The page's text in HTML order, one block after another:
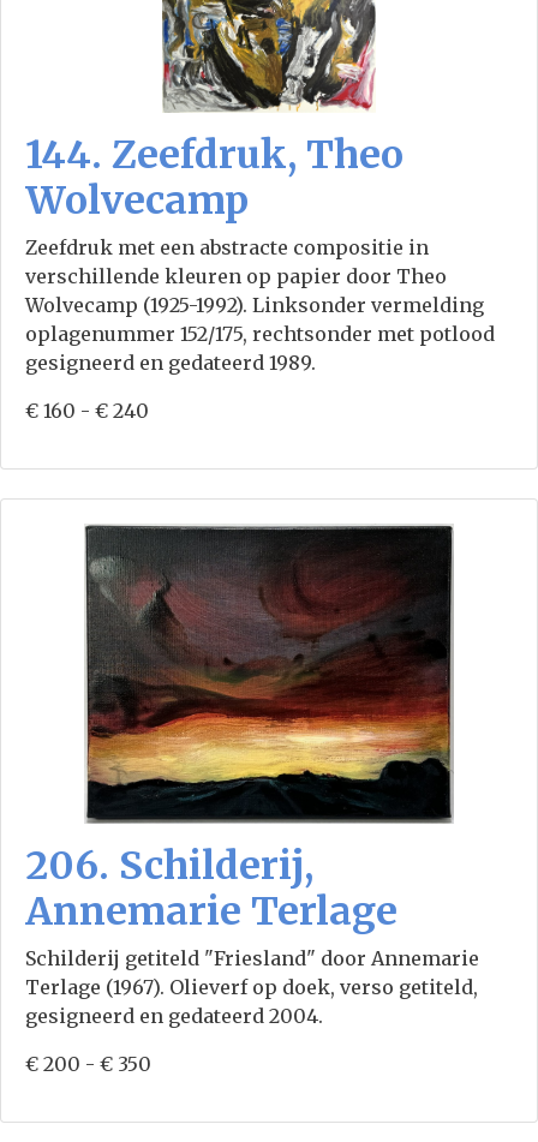
144. Zeefdruk, Theo
Wolvecamp
Zeefdruk met een abstracte compositie in
verschillende kleuren op papier door Theo
Wolvecamp (1925-1992). Linksonder vermelding
oplagenummer 152/175, rechtsonder met potlood
gesigneerd en gedateerd 1989.
€ 160 - € 240
206. Schilderij,
Annemarie Terlage
Schilderij getiteld "Friesland" door Annemarie
Terlage (1967). Olieverf op doek, verso getiteld,
gesigneerd en gedateerd 2004.
€ 200 - € 350